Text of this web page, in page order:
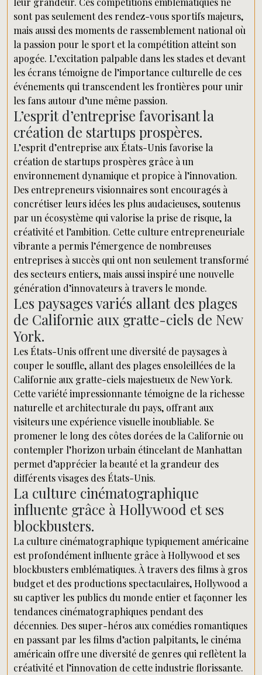
sont pas seulement des rendez-vous sportifs majeurs,
mais aussi des moments de rassemblement national où
la passion pour le sport et la compétition atteint son
apogée. L’excitation palpable dans les stades et devant
les écrans témoigne de l’importance culturelle de ces
événements qui transcendent les frontières pour unir
les fans autour d’une même passion.
L’esprit d’entreprise favorisant la
création de startups prospères.
L’esprit d’entreprise aux États-Unis favorise la
création de startups prospères grâce à un
environnement dynamique et propice à l’innovation.
Des entrepreneurs visionnaires sont encouragés à
concrétiser leurs idées les plus audacieuses, soutenus
par un écosystème qui valorise la prise de risque, la
créativité et l’ambition. Cette culture entrepreneuriale
vibrante a permis l’émergence de nombreuses
entreprises à succès qui ont non seulement transformé
des secteurs entiers, mais aussi inspiré une nouvelle
génération d’innovateurs à travers le monde.
Les paysages variés allant des plages
de Californie aux gratte-ciels de New
York.
Les États-Unis offrent une diversité de paysages à
couper le souffle, allant des plages ensoleillées de la
Californie aux gratte-ciels majestueux de New York.
Cette variété impressionnante témoigne de la richesse
naturelle et architecturale du pays, offrant aux
visiteurs une expérience visuelle inoubliable. Se
promener le long des côtes dorées de la Californie ou
contempler l’horizon urbain étincelant de Manhattan
permet d’apprécier la beauté et la grandeur des
différents visages des États-Unis.
La culture cinématographique
influente grâce à Hollywood et ses
blockbusters.
La culture cinématographique typiquement américaine
est profondément influente grâce à Hollywood et ses
blockbusters emblématiques. À travers des films à gros
budget et des productions spectaculaires, Hollywood a
su captiver les publics du monde entier et façonner les
tendances cinématographiques pendant des
décennies. Des super-héros aux comédies romantiques
en passant par les films d’action palpitants, le cinéma
américain offre une diversité de genres qui reflètent la
créativité et l’innovation de cette industrie florissante.